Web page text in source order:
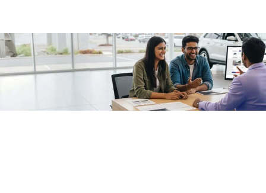
/fragments/plp-details